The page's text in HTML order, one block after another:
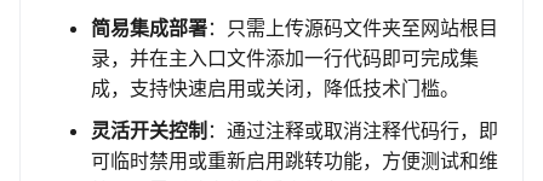
简易集成部署：只需上传源码文件夹至网站根目
录，并在主入口文件添加一行代码即可完成集
成，支持快速启用或关闭，降低技术门槛。
灵活开关控制 ：通过注释或取消注释代码行，即
可临时禁用或重新启用跳转功能，方便测试和维